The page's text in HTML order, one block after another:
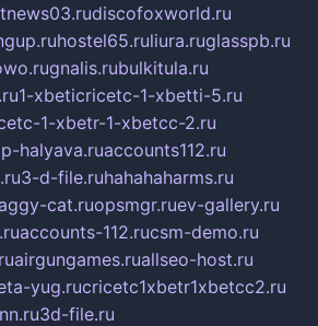
discofoxworld.ru
hostel65.ruliura.ruglasspb.ru
gnalis.rubulkitula.ru
1-xbeticricetc-1-xbetti-5.ru
1-xbetr-1-xbetcc-2.ru
halyava.ruaccounts112.ru
3-d-file.ruhahahaharms.ru
cat.ruopsmgr.ruev-gallery.ru
accounts-112.rucsm-demo.ru
airgungames.ruallseo-host.ru
yug.rucricetc1xbetr1xbetcc2.ru
3d-file.ru